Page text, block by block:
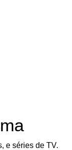
e séries de TV.